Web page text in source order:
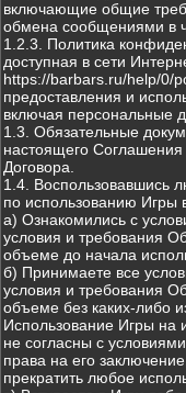
включающие общие
обмена сообщениями в
1.2.3. Политика
доступная в сети
https://barbars.ru/help/0/
предоставления и
включая персональные
1.3. Обязательные
настоящего
Договора.
1.4. Воспользовавшись
по использованию Игры
а) Ознакомились с
условия и требования
объеме до начала
б) Принимаете все
условия и требования
объеме без каких-либо
Использование Игры на
не согласны с
права на его
прекратить любое